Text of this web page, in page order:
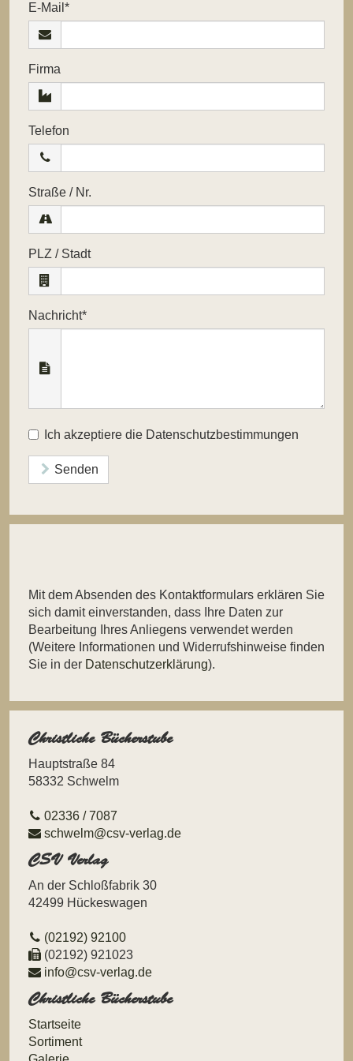
E-Mail Pflichtfeld
*
Firma
Telefon
Straße / Nr.
PLZ / Stadt
NachrichtPflichtfeld
*
Ich akzeptiere die Datenschutzbestimmungen
Senden
Mit dem Absenden des Kontaktformulars erklären Sie
sich damit einverstanden, dass Ihre Daten zur
Bearbeitung Ihres Anliegens verwendet werden
(Weitere Informationen und Widerrufshinweise finden
Sie in der Datenschutzerklärung).
Christliche Bücherstube
Hauptstraße 84
58332 Schwelm
02336 / 7087
schwelm@csv-verlag.de
CSV Verlag
An der Schloßfabrik 30
42499 Hückeswagen
(02192) 92100
(02192) 921023
info@csv-verlag.de
Christliche Bücherstube
Navigation
überspringen
Startseite
Sortiment